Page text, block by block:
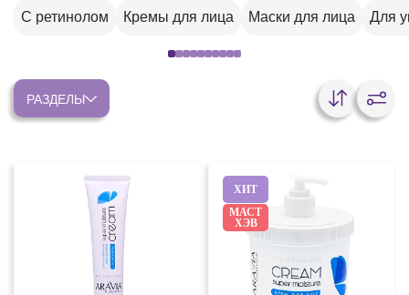
С ретинолом Кремы для лица Маски для лица Для
РАЗДЕЛЫ
ХИТ
МАСТ
ХЭВ